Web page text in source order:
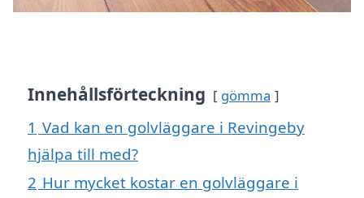
Innehållsförteckning gömma
1 Vad kan en golvläggare i Revingeby
hjälpa till med?
2 Hur mycket kostar en golvläggare i